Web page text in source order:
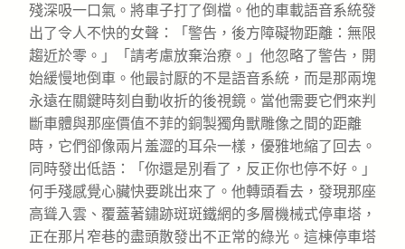
殘深吸一口氣。將車子打了倒檔。他的車載語音系統發
出了令人不快的女聲：「警告，後方障礙物距離：無限
趨近於零。」「請考慮放棄治療。」他忽略了警告，開
始緩慢地倒車。他最討厭的不是語音系統，而是那兩塊
永遠在關鍵時刻自動收折的後視鏡。當他需要它們來判
斷車體與那座價值不菲的銅製獨角獸雕像之間的距離
時，它們卻像兩片羞澀的耳朵一樣，優雅地縮了回去。
同時發出低語：「你還是別看了，反正你也停不好。」
何手殘感覺心臟快要跳出來了。他轉頭看去，發現那座
高聳入雲、覆蓋著鏽跡斑斑鐵網的多層機械式停車塔，
正在那片窄巷的盡頭散發出不正常的綠光。這棟停車塔